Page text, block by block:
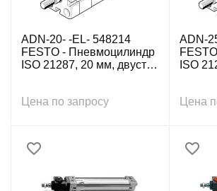
ADN-20- -EL- 548214
FESTO - Пневмоцилиндр
ISO 21287, 20 мм, двуст.
Цена по запросу
ADN-
ISO
Цена